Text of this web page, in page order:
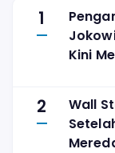
1
Kini
2
Wall